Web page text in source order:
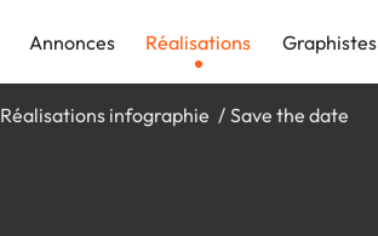
Annonces Réalisations Graphistes
Réalisations infographie Save the date